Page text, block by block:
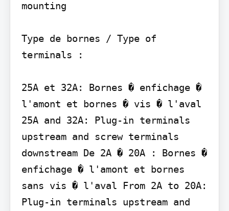
mounting
Type de bornes / Type of
terminals :
25A et 32A: Bornes � enfichage �
l'amont et bornes � vis � l'aval
25A and 32A: Plug-in terminals
upstream and screw terminals
downstream De 2A � 20A : Bornes �
enfichage � l'amont et bornes
sans vis � l'aval From 2A to 20A:
Plug-in terminals upstream and